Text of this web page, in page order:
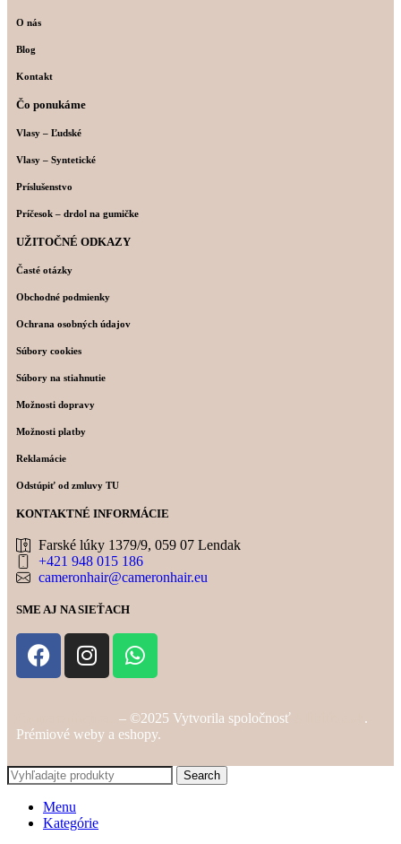
O nás
Blog
Kontakt
Čo ponukáme
Vlasy – Ľudské
Vlasy – Syntetické
Príslušenstvo
Príčesok – drdol na gumičke
UŽITOČNÉ ODKAZY
Časté otázky
Obchodné podmienky
Ochrana osobných údajov
Súbory cookies
Súbory na stiahnutie
Možnosti dopravy
Možnosti platby
Reklamácie
Odstúpiť od zmluvy TU
KONTAKTNÉ INFORMÁCIE
Farské lúky 1379/9, 059 07 Lendak
+421 948 015 186
cameronhair@cameronhair.eu
SME AJ NA SIEŤACH
– ©2025 Vytvorila spoločnosť
.
Prémiové weby a eshopy.
Search
Menu
Kategórie